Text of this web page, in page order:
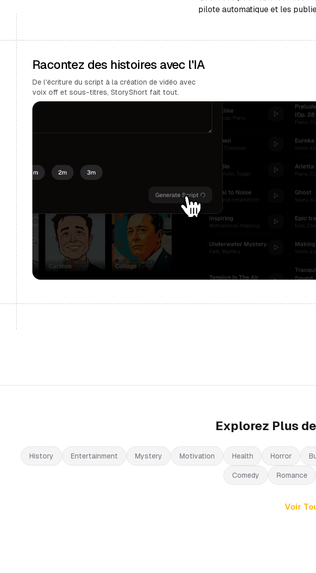
pilote automatique et les
Racontez des histoires avec l'IA
De l'écriture du script à la création de vidéo avec
voix off et sous-titres, StoryShort fait tout.
Explorez Plus
History Entertainment Mystery Motivation Health Horror
Comedy Romance
Voir